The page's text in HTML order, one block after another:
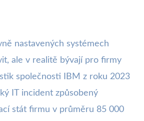
nastavených systémech
ale v realitě bývají pro firmy
společnosti IBM z roku 2023
IT incident způsobený
stát firmu v průměru 85 000